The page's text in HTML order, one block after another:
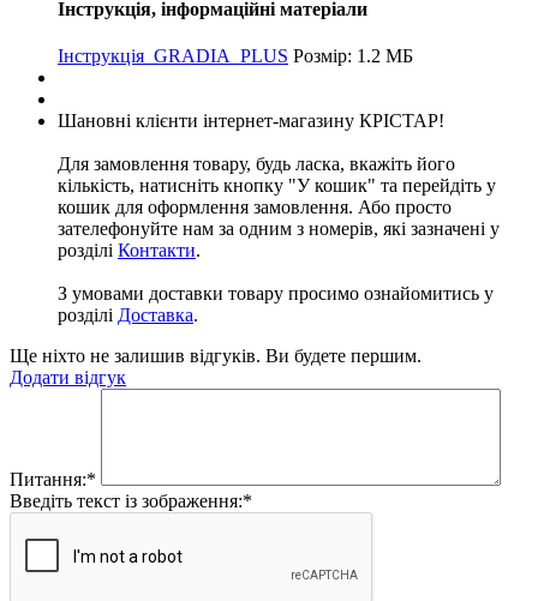
Інструкція, інформаційні матеріали
Інструкція_GRADIA_PLUS Розмір: 1.2 МБ
Шановні клієнти інтернет-магазину КРІСТАР!
Для замовлення товару, будь ласка, вкажіть його
кількість, натисніть кнопку "У кошик" та перейдіть у
кошик для оформлення замовлення. Або просто
зателефонуйте нам за одним з номерів, які зазначені у
розділі Контакти.
З умовами доставки товару просимо ознайомитись у
розділі Доставка.
Ще ніхто не залишив відгуків. Ви будете першим.
Додати відгук
Питання:*
Введіть текст із зображення:*